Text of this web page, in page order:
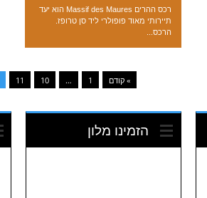
רכס ההרים Massif des Maures הוא יעד
תיירותי מאוד פופולרי ליד סן טרופז.
הרכס...
» קודם 1
…
10
11
הזמינו מלון